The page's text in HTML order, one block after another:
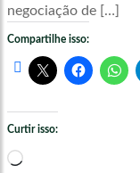
negociação de […]
Compartilhe isso:
Curtir isso:
Carregando...